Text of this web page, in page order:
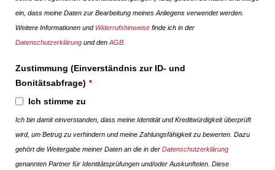
ein, dass meine Daten zur Bearbeitung meines Anliegens verwendet werden.
Weitere Informationen und Widerrufshinweise finde ich in der
Datenschutzerklärung und den AGB
Zustimmung (Einverständnis zur ID- und
Bonitätsabfrage) *
Ich stimme zu
Ich bin damit einverstanden, dass meine Identität und Kreditwürdigkeit überprüft
wird, um Betrug zu verhindern und meine Zahlungsfähigkeit zu bewerten. Dazu
gehört die Weitergabe meiner Daten an die in der Datenschutzerklärung
genannten Partner für Identitätsprüfungen und/oder Auskunfteien. Diese